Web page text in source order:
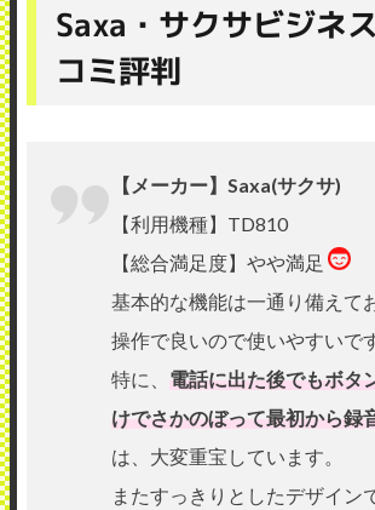
Saxa・サクサビジネスホンの口
コミ評判
【メーカー】Saxa(サクサ)
【利用機種】TD810
【総合満足度】やや満足
基本的な機能は一通り備えて
操作で良いので使いやすいで
特に、 電話に出た後でもボタ
けでさかのぼって最初から録
は、大変重宝しています。
またすっきりとしたデザイン